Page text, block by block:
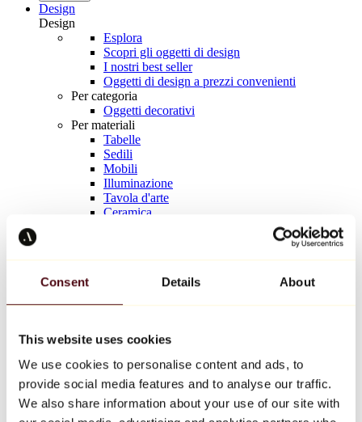
Consent Details About
This website uses cookies
We use cookies to personalise content and ads, to
provide social media features and to analyse our traffic.
We also share information about your use of our site with
Design
Design
Esplora
Scopri gli oggetti di design
I nostri best seller
Oggetti di design a prezzi convenienti
Per categoria
Oggetti decorativi
Per materiali
Tabelle
Sedili
Mobili
Illuminazione
Tavola d'arte
Ceramica
Jean-Michel Basquiat
Opera della settimana
Une poignée de prières.